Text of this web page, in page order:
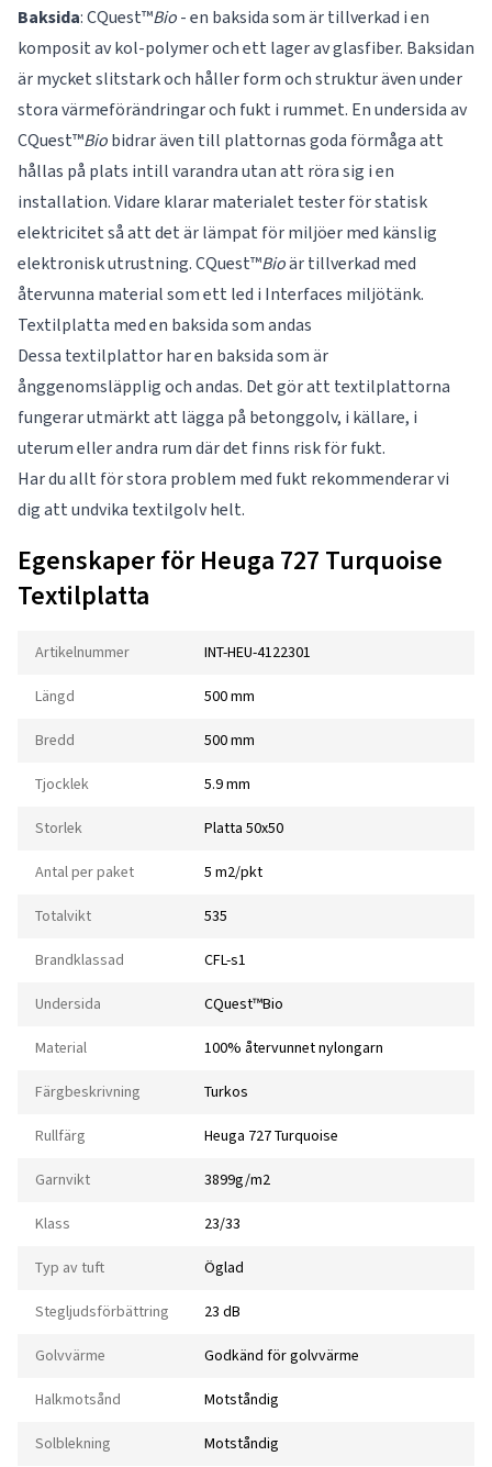
Baksida: CQuest™Bio- en baksida som är tillverkad i en
komposit av kol-polymer och ett lager av glasfiber. Baksidan
är mycket slitstark och håller form och struktur även under
stora värmeförändringar och fukt i rummet. En undersida av
CQuest™Biobidrar även till plattornas goda förmåga att
hållas på plats intill varandra utan att röra sig i en
installation. Vidare klarar materialet tester för statisk
elektricitet så att det är lämpat för miljöer med känslig
elektronisk utrustning. CQuest™Bioär tillverkad med
återvunna material som ett led i Interfaces miljötänk.
Textilplatta med en baksida som andas
Dessa textilplattor har en baksida som är
ånggenomsläpplig och andas. Det gör att textilplattorna
fungerar utmärkt att lägga på betonggolv, i källare, i
uterum eller andra rum där det finns risk för fukt.
Har du allt för stora problem med fukt rekommenderar vi
dig att undvika textilgolv helt.
Egenskaper för Heuga 727 Turquoise
Textilplatta
Artikelnummer INT-HEU-4122301
Längd 500 mm
Bredd 500 mm
Tjocklek 5.9 mm
Storlek Platta 50x50
Antal per paket 5 m2/pkt
Totalvikt 535
Brandklassad CFL-s1
Undersida CQuest™Bio
Material 100% återvunnet nylongarn
Färgbeskrivning Turkos
Rullfärg Heuga 727 Turquoise
Garnvikt 3899g/m2
Klass 23/33
Typ av tuft Öglad
Stegljudsförbättring 23 dB
Golvvärme Godkänd för golvvärme
Halkmotsånd Motståndig
Solblekning Motståndig